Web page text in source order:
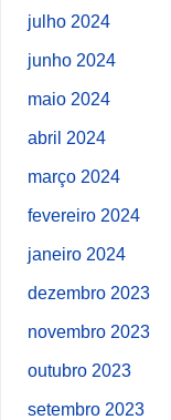
julho 2024
junho 2024
maio 2024
abril 2024
março 2024
fevereiro 2024
janeiro 2024
dezembro 2023
novembro 2023
outubro 2023
setembro 2023